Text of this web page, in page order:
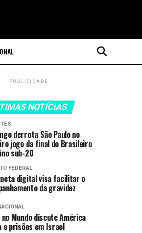
PUBLICIDADE
NOTÍCIAS
derrota São Paulo no
jogo da final do Brasileiro
sub-20
FEDERAL
digital visa facilitar o
da gravidez
Mundo discute América
e prisões em Israel